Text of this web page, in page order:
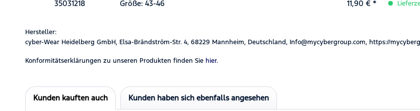
35031218 Größe: 43-46 11,90 € *
Hersteller:
cyber-Wear Heidelberg GmbH, Elsa-Brändström-Str. 4, 68229 Mannheim, Deutschland, Info@mycybergroup.com, https://
Konformitätserklärungen zu unseren Produkten finden Sie hier.
Kunden kauften auch Kunden haben sich ebenfalls angesehen